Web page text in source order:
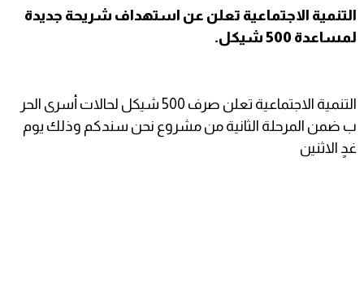
التنمية الاجتماعية تعلن عن استهداف شريحة جديدة
لمساعدة 500 شيكل.
التنمية الاجتماعية تعلن صرف 500 شيكل لحالات أسرى الحر
ب ضمن المرحلة الثانية من مشروع نحن سندكم وذلك يوم
غدٍ الاثنين